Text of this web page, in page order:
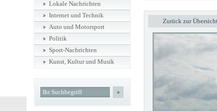
Zurück zur
Lokale Nachrichten
Internet und Technik
Auto und Motorsport
Politik
Sport-Nachrichten
Kunst, Kultur und Musik
»